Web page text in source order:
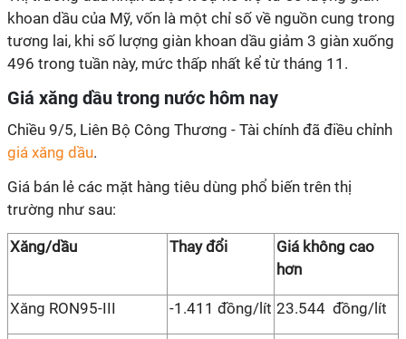
khoan dầu của Mỹ, vốn là một chỉ số về nguồn cung trong
tương lai, khi số lượng giàn khoan dầu giảm 3 giàn xuống
496 trong tuần này, mức thấp nhất kể từ tháng 11.
Giá xăng dầu trong nước hôm nay
Chiều 9/5, Liên Bộ Công Thương - Tài chính đã điều chỉnh
giá xăng dầu.
Giá bán lẻ các mặt hàng tiêu dùng phổ biến trên thị
trường như sau:
Xăng/dầu Thay đổi
Giá không cao
hơn
Xăng RON95-III -1.411 đồng/lít 23.544 đồng/lít